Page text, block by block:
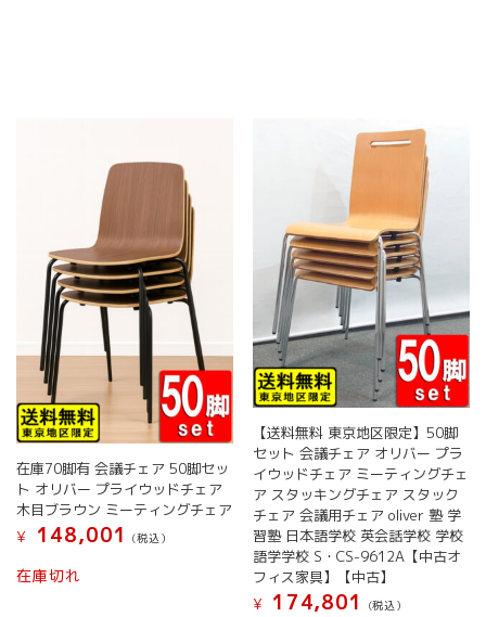
在庫70脚有 会議チェア 50脚セッ
ト オリバー プライウッドチェア
木目ブラウン ミーティングチェア
¥
148,001 (税込）
在庫切れ
【送料無料 東京地区限定】50脚
セット 会議チェア オリバー プラ
イウッドチェア ミーティングチェ
ア スタッキングチェア スタック
チェア 会議用チェア oliver 塾 学
習塾 日本語学校 英会話学校 学校
語学学校 S・CS-9612A【中古オ
フィス家具】【中古】
¥
174,801 (税込）